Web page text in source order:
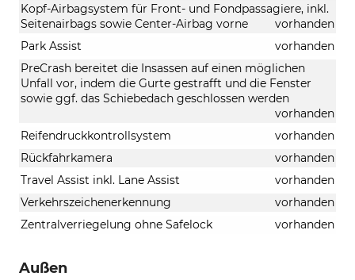
Kopf-Airbagsystem für Front- und Fondpassagiere, inkl.
Seitenairbags sowie Center-Airbag vorne
vorhanden
Park Assist
vorhanden
PreCrash bereitet die Insassen auf einen möglichen
Unfall vor, indem die Gurte gestrafft und die Fenster
sowie ggf. das Schiebedach geschlossen werden
vorhanden
Reifendruckkontrollsystem
vorhanden
Rückfahrkamera
vorhanden
Travel Assist inkl. Lane Assist
vorhanden
Verkehrszeichenerkennung
vorhanden
Zentralverriegelung ohne Safelock
vorhanden
Außen